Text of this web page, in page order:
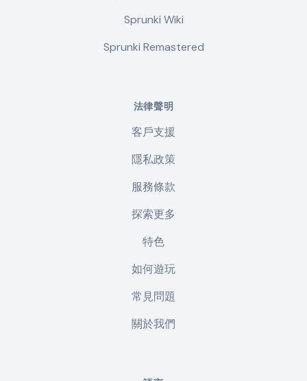
Sprunki Wiki
Sprunki Remastered
法律聲明
客戶支援
隱私政策
服務條款
探索更多
特色
如何遊玩
常見問題
關於我們